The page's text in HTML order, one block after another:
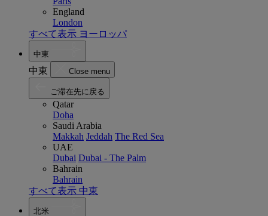
England
London
すべて表示 ヨーロッパ
中東
中東 Close menu
ご滞在先に戻る
Qatar
Doha
Saudi Arabia
Makkah Jeddah The Red Sea
UAE
Dubai Dubai - The Palm
Bahrain
Bahrain
すべて表示 中東
北米